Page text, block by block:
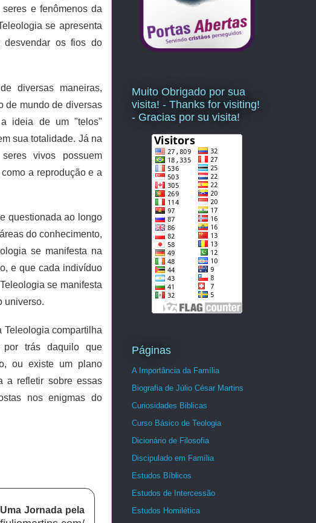
e fenômenos da
se apresenta
desvendar os fios do
diversas maneiras,
de mundo de diversas
a ideia de um "telos"
sua totalidade. Já na
vivos possuem
a reprodução e a
questionada ao longo
do conhecimento,
se manifesta na
e que cada indivíduo
se manifesta
universo.
Teleologia compartilha
por trás daquilo que
ou existe um plano
a refletir sobre essas
nos enigmas do
Jornada pela
Muito Obrigado por sua
visita! - Thanks for visiting!
- Gracias por su visita!
Páginas
A Importância da Família
Biografia de Júlio César Martins
Curiosidades Biblicas
Curso Básico de Teologia
Dicionário de Filosofia
Discipulado em Família
Estudos Bíblicos
Estudos de Intercessão
Estudos Homilética